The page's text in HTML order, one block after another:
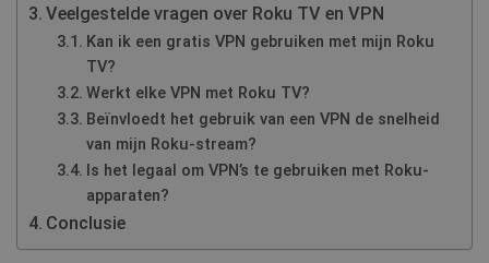
Veelgestelde vragen over Roku TV en VPN
Kan ik een gratis VPN gebruiken met mijn Roku
TV?
Werkt elke VPN met Roku TV?
Beïnvloedt het gebruik van een VPN de snelheid
van mijn Roku-stream?
Is het legaal om VPN’s te gebruiken met Roku-
apparaten?
Conclusie